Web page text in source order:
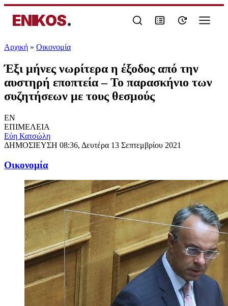
ENIKOS.
Αρχική » Oικονομία
Έξι μήνες νωρίτερα η έξοδος από την
αυστηρή εποπτεία – Το παρασκήνιο των
συζητήσεων με τους θεσμούς
EN
ΕΠΙΜΕΛΕΙΑ
Εύη Κατσώλη
ΔΗΜΟΣΙΕΥΣΗ 08:36, Δευτέρα 13 Σεπτεμβρίου 2021
Oικονομία